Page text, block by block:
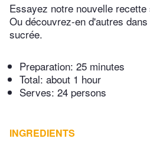
Essayez notre nouvelle
Ou découvrez-en d'autres
sucrée.
Preparation: 25 minutes
Total: about 1 hour
Serves: 24 persons
INGREDIENTS